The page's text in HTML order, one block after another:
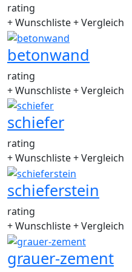
rating
+ Wunschliste+ Vergleich
betonwand
rating
+ Wunschliste+ Vergleich
schiefer
rating
+ Wunschliste+ Vergleich
schieferstein
rating
+ Wunschliste+ Vergleich
grauer-zement